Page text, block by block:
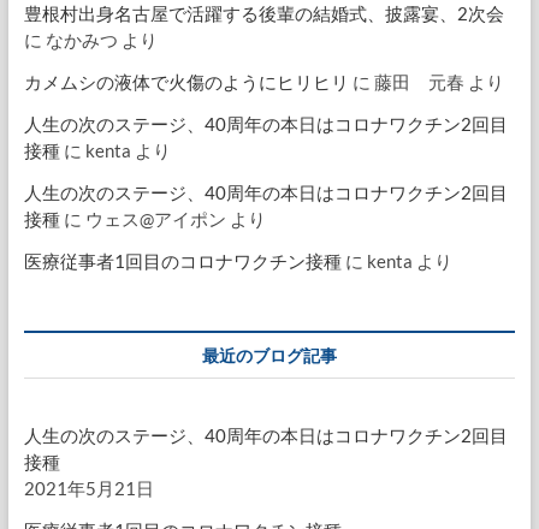
豊根村出身名古屋で活躍する後輩の結婚式、披露宴、2次会
に なかみつ より
カメムシの液体で火傷のようにヒリヒリ に 藤田 元春 より
人生の次のステージ、40周年の本日はコロナワクチン2回目
接種に kenta より
人生の次のステージ、40周年の本日はコロナワクチン2回目
接種に ウェス@アイポン より
医療従事者1回目のコロナワクチン接種に kenta より
最近のブログ記事
人生の次のステージ、40周年の本日はコロナワクチン2回目
接種
2021年5月21日